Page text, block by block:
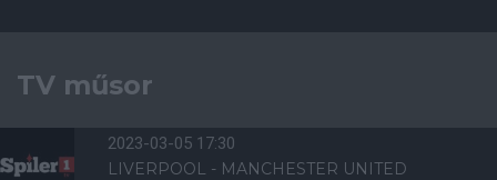
TV műsor
2023-03-05 17:30
LIVERPOOL - MANCHESTER UNITED